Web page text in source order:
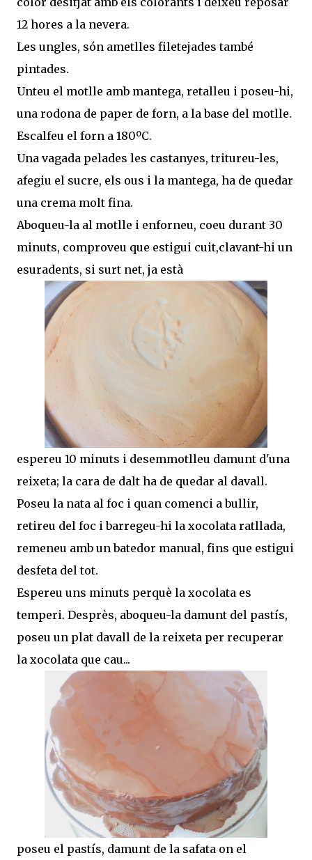
12 hores a la nevera.
Les ungles, són ametlles filetejades també
pintades.
Unteu el motlle amb mantega, retalleu i poseu-hi,
una rodona de paper de forn, a la base del motlle.
Escalfeu el forn a 180ºC.
Una vagada pelades les castanyes, tritureu-les,
afegiu el sucre, els ous i la mantega, ha de quedar
una crema molt fina.
Aboqueu-la al motlle i enforneu, coeu durant 30
minuts, comproveu que estigui cuit,clavant-hi un
esuradents, si surt net, ja està
espereu 10 minuts i desemmotlleu damunt d'una
reixeta; la cara de dalt ha de quedar al davall.
Poseu la nata al foc i quan comenci a bullir,
retireu del foc i barregeu-hi la xocolata ratllada,
remeneu amb un batedor manual, fins que estigui
desfeta del tot.
Espereu uns minuts perquè la xocolata es
temperi. Desprès, aboqueu-la damunt del pastís,
poseu un plat davall de la reixeta per recuperar
la xocolata que cau...
poseu el pastís, damunt de la safata on el